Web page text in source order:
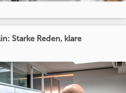
Starke Reden, klare